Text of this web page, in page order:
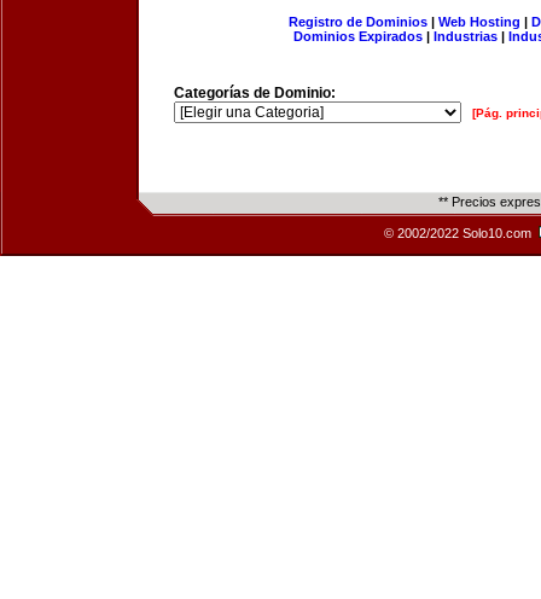
Registro de Dominios| Web Hosting |
Dominios Expirados | Industrias |
Categorías de Dominio:
[Pág.
** Precios
© 2002/2022 Solo10.com